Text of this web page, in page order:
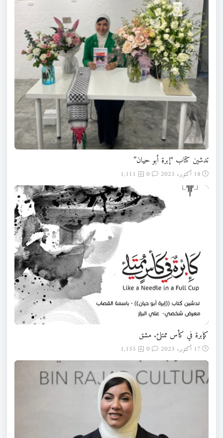
تدشين كتاب “إبرة أبو حيان”
18 أكتوبر، 2023 1,111
كإبرة في كأس ممتلئ. مشق
17 أكتوبر، 2023 1,155